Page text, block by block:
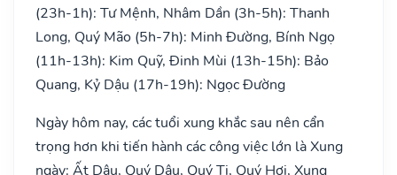
(23h-1h): Tư Mệnh, Nhâm Dần (3h-5h): Thanh
Long, Quý Mão (5h-7h): Minh Đường, Bính Ngọ
(11h-13h): Kim Quỹ, Đinh Mùi (13h-15h): Bảo
Quang, Kỷ Dậu (17h-19h): Ngọc Đường
Ngày hôm nay, các tuổi xung khắc sau nên cẩn
trọng hơn khi tiến hành các công việc lớn là Xung
ngày: Ất Dậu, Quý Dậu, Quý Tị, Quý Hợi, Xung